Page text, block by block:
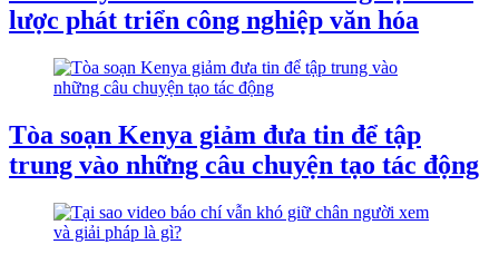
lược phát triển công nghiệp văn hóa
Tòa soạn Kenya giảm đưa tin để tập
trung vào những câu chuyện tạo tác động